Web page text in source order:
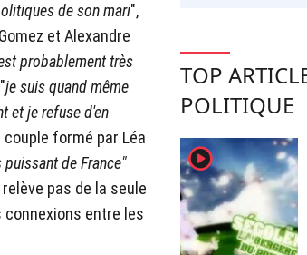
de son mari",
et Alexandre
probablement très
je suis quand même
et je refuse d'en
formé par Léa
de France"
relève pas de la seule
entre les
TOP
POLITIQUE
player2